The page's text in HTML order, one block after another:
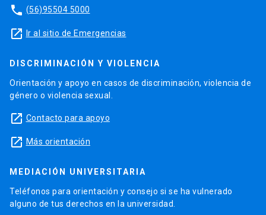
phone (56)95504 5000
launch Ir al sitio de Emergencias
DISCRIMINACIÓN Y VIOLENCIA
Orientación y apoyo en casos de discriminación, violencia de
género o violencia sexual.
launch Contacto para apoyo
launch Más orientación
MEDIACIÓN UNIVERSITARIA
Teléfonos para orientación y consejo si se ha vulnerado
alguno de tus derechos en la universidad.